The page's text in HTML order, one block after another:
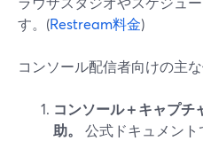
す。(Restream料金)
コンソール配信者向けの主
コンソール＋キャプチ
助。
公式ドキュメン